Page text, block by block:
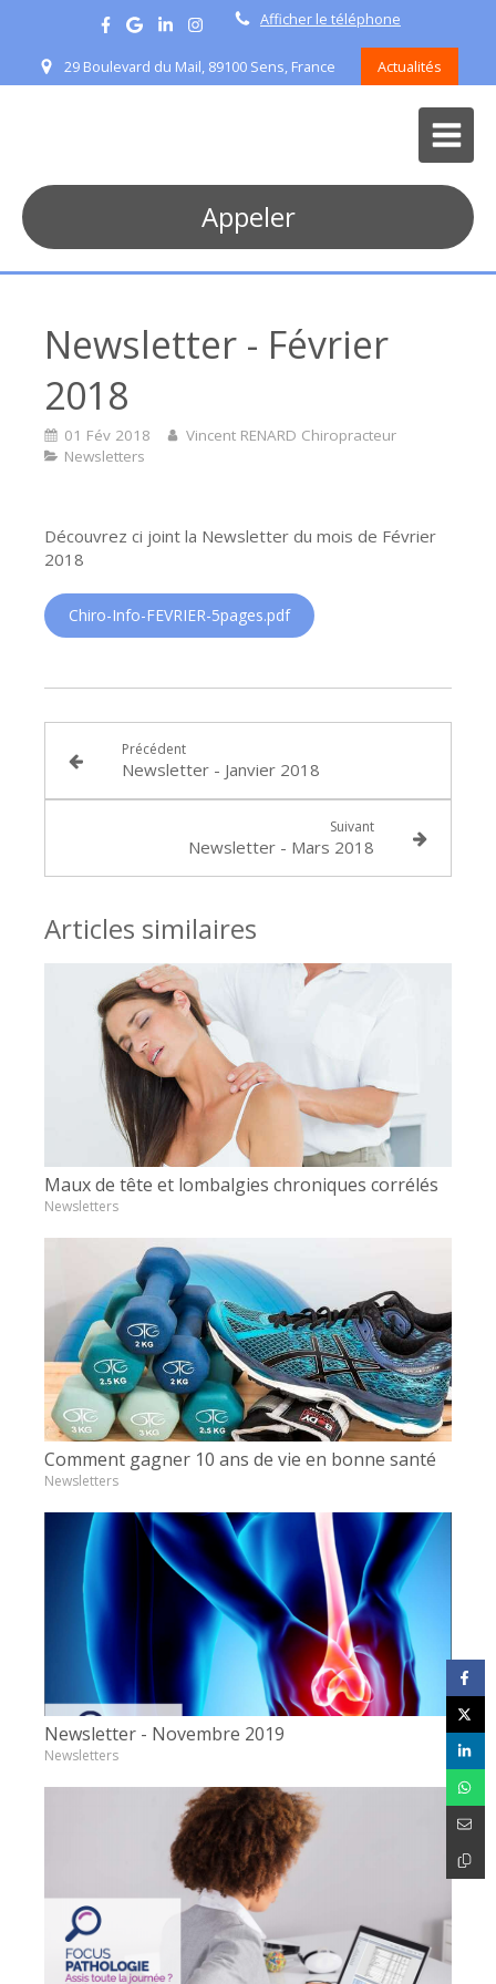
Afficher le téléphone
29 Boulevard du Mail, 89100 Sens, France Actualités
Appeler
Newsletter - Février
2018
01 Fév 2018
Vincent RENARD Chiropracteur
Newsletters
Découvrez ci joint la Newsletter du mois de Février
2018
Chiro-Info-FEVRIER-5pages.pdf
Précédent
Newsletter - Janvier 2018
Suivant
Newsletter - Mars 2018
Articles similaires
Maux de tête et lombalgies chroniques corrélés
Newsletters
Comment gagner 10 ans de vie en bonne santé
Newsletters
Newsletter - Novembre 2019
Newsletters